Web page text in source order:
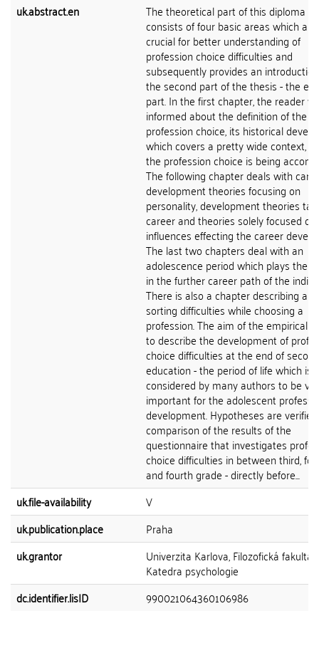
uk.abstract.en
The theoretical part of this diploma
consists of four basic areas which are
crucial for better understanding of
profession choice difficulties and
subsequently provides an
the second part of the thesis - the
part. In the first chapter, the reader
informed about the definition of the
profession choice, its historical
which covers a pretty wide context,
the profession choice is being
The following chapter deals with
development theories focusing on
personality, development theories
career and theories solely focused
influences effecting the career
The last two chapters deal with an
adolescence period which plays the
in the further career path of the
There is also a chapter describing and
sorting difficulties while choosing a
profession. The aim of the empirical
to describe the development of
choice difficulties at the end of
education - the period of life which is
considered by many authors to be
important for the adolescent
development. Hypotheses are
comparison of the results of the
questionnaire that investigates
choice difficulties in between third,
and fourth grade - directly before...
uk.file-availability
V
uk.publication.place
Praha
uk.grantor
Univerzita Karlova, Filozofická fakulta,
Katedra psychologie
dc.identifier.lisID
990021064360106986